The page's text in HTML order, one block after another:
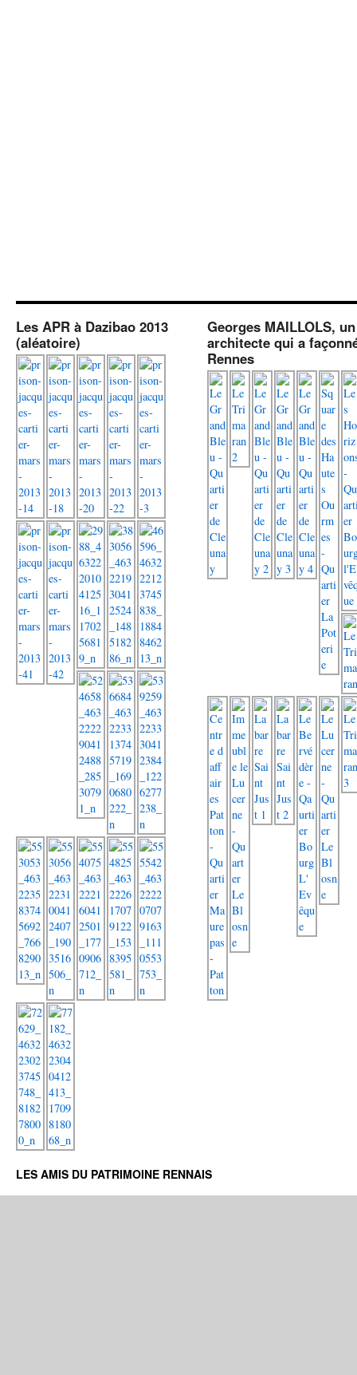
Les APR à Dazibao 2013
(aléatoire)
Georges MAILLOLS, un
architecte qui a
Rennes
LES AMIS DU PATRIMOINE RENNAIS